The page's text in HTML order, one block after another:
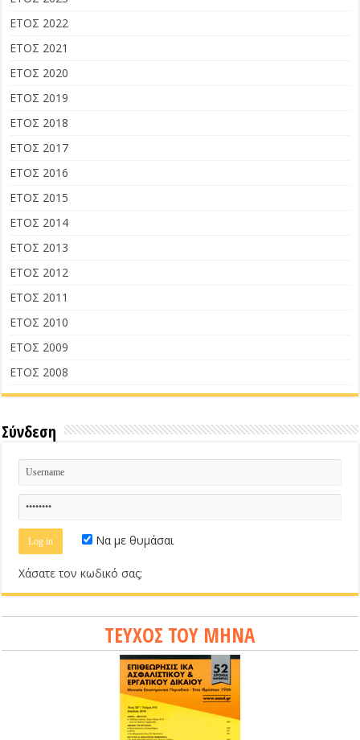
ΕΤΟΣ 2022
ΕΤΟΣ 2021
ΕΤΟΣ 2020
ΕΤΟΣ 2019
ΕΤΟΣ 2018
ΕΤΟΣ 2017
ΕΤΟΣ 2016
ΕΤΟΣ 2015
ΕΤΟΣ 2014
ΕΤΟΣ 2013
ΕΤΟΣ 2012
ΕΤΟΣ 2011
ΕΤΟΣ 2010
ΕΤΟΣ 2009
ΕΤΟΣ 2008
Σύνδεση
Να με θυμάσαι
Χάσατε τον κωδικό σας;
ΤΕΥΧΟΣ ΤΟΥ ΜΗΝΑ